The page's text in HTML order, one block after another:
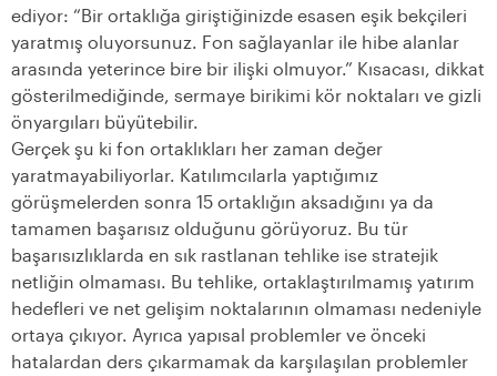
ediyor: “Bir ortaklığa giriştiğinizde esasen eşik bekçileri
yaratmış oluyorsunuz. Fon sağlayanlar ile hibe alanlar
arasında yeterince bire bir ilişki olmuyor.” Kısacası, dikkat
gösterilmediğinde, sermaye birikimi kör noktaları ve gizli
önyargıları büyütebilir.
Gerçek şu ki fon ortaklıkları her zaman değer
yaratmayabiliyorlar. Katılımcılarla yaptığımız
görüşmelerden sonra 15 ortaklığın aksadığını ya da
tamamen başarısız olduğunu görüyoruz. Bu tür
başarısızlıklarda en sık rastlanan tehlike ise stratejik
netliğin olmaması. Bu tehlike, ortaklaştırılmamış yatırım
hedefleri ve net gelişim noktalarının olmaması nedeniyle
ortaya çıkıyor. Ayrıca yapısal problemler ve önceki
hatalardan ders çıkarmamak da karşılaşılan problemler